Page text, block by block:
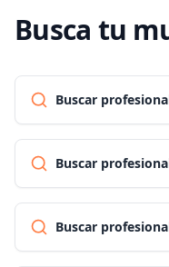
Busca tu
Buscar
Buscar
Buscar